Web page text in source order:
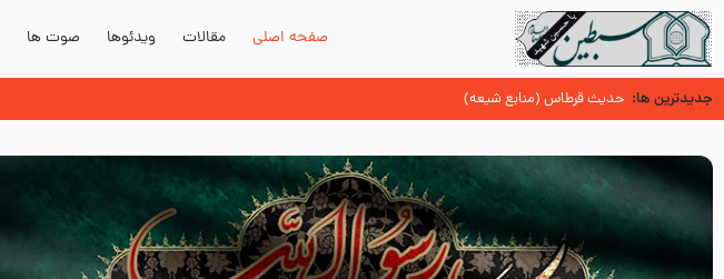
صفحه اصلی مقالات ویدئوها صوت ها
جدیدترین ها: آیا میدانید مسبّبین اصلی شهادت سیدالشهدا عل
گریه و عزاداری در سیره و سنت پیامبر از منابع اهل سنت
عُمَر با گفتن “حسبنا كتاب اللّه ” به مخالفت با رسول اللّه برخاست